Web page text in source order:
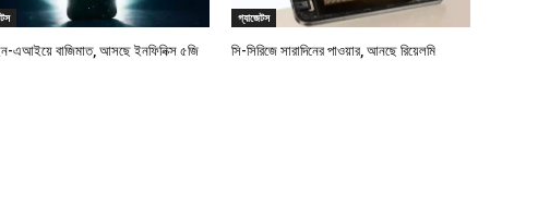
এআইয়ে বাজিমাত, আসছে ইনফিনিক্স ৫জি
গ্যাজেটস
সি-সিরিজে সারাদিনের পাওয়ার, আনছে রিয়েলমি